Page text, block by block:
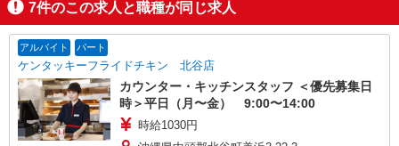
7件のこの求人と職種が同じ求人
アルバイト パート
ケンタッキーフライドチキン 北谷店
カウンター・キッチンスタッフ ＜優先募集日
時＞平日（月〜金） 9:00〜14:00
時給1030円